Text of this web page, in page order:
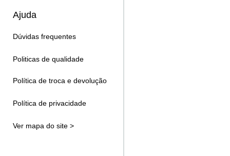
Ajuda
Dúvidas frequentes
Politicas de qualidade
Política de troca e devolução
Política de privacidade
Ver mapa do site >